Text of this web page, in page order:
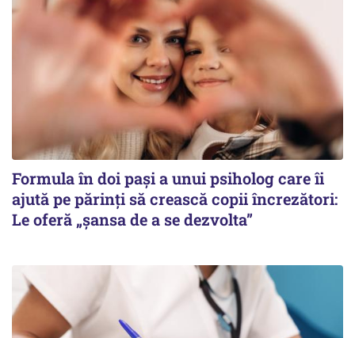
Formula în doi pași a unui psiholog care îi
ajută pe părinți să crească copii încrezători:
Le oferă „șansa de a se dezvolta”